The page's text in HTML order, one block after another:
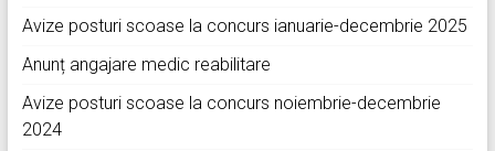
Avize posturi scoase la concurs ianuarie-decembrie 2025
Anunț angajare medic reabilitare
Avize posturi scoase la concurs noiembrie-decembrie
2024